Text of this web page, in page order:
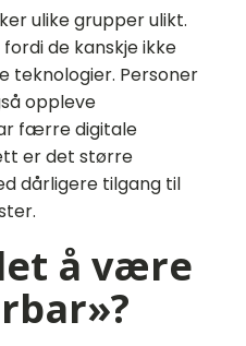
ulike grupper ulikt.
de kanskje ikke
teknologier. Personer
oppleve
færre digitale
er det større
dårligere tilgang til
å være